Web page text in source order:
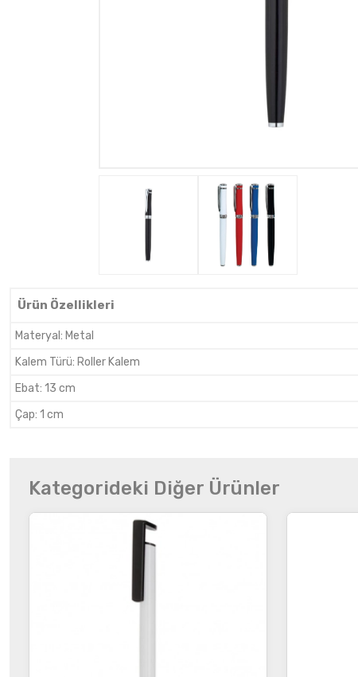
Ürün Özellikleri
Materyal : Metal
Kalem Türü: Roller Kalem
Ebat: 13 cm
Çap: 1 cm
Kategorideki Diğer Ürünler